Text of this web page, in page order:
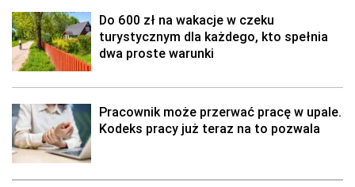
Do 600 zł na wakacje w czeku
turystycznym dla każdego, kto spełnia
dwa proste warunki
Pracownik może przerwać pracę w upale.
Kodeks pracy już teraz na to pozwala